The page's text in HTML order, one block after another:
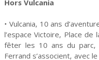
Hors Vulcania
• Vulcania, 10 ans
l’espace Victoire, Place
fêter les 10 ans du parc,
Ferrand s’associent, avec